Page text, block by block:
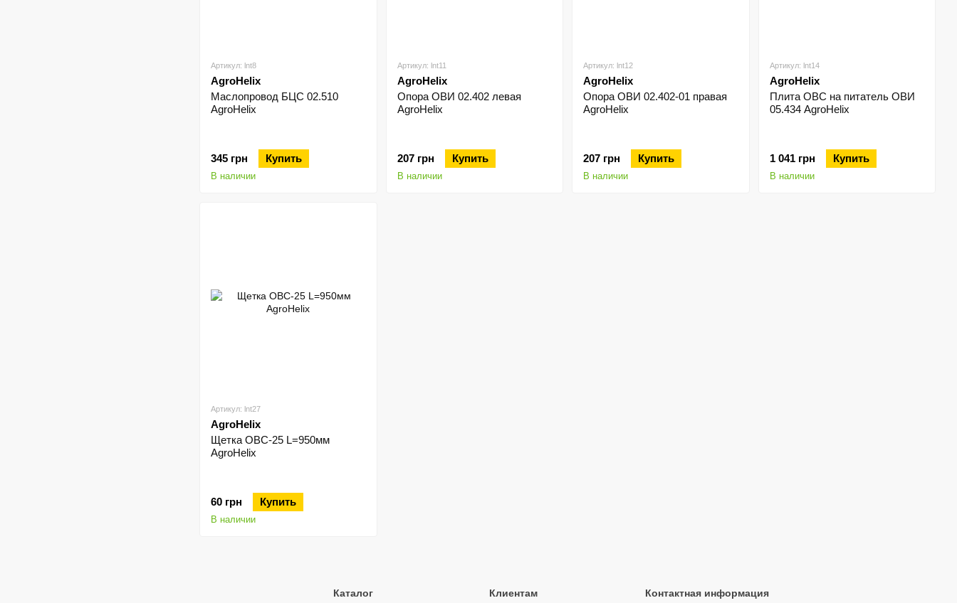
Артикул: lnt8
AgroHelix
Маслопровод БЦС 02.510
AgroHelix
345 грн Купить
В наличии
Артикул: lnt11
AgroHelix
Опора ОВИ 02.402 левая
AgroHelix
207 грн Купить
В наличии
Артикул: lnt12
AgroHelix
Опора ОВИ 02.402-01 правая
AgroHelix
207 грн Купить
В наличии
Артикул: lnt14
AgroHelix
Плита ОВС на питатель ОВИ
05.434 AgroHelix
1 041 грн Купить
В наличии
Артикул: lnt27
AgroHelix
Щетка ОВС-25 L=950мм
AgroHelix
60 грн Купить
В наличии
Каталог Клиентам Контактная информация